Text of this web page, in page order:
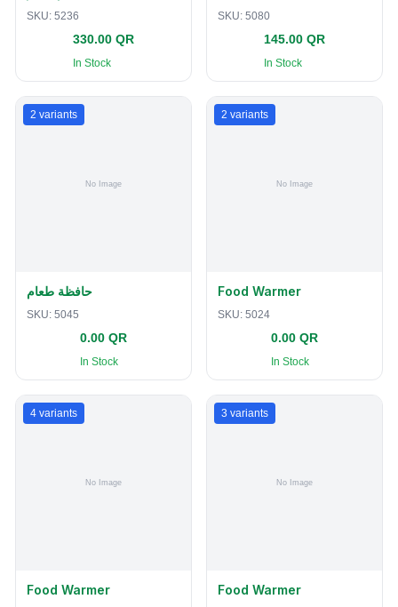
SKU: 5236
330.00 QR
In Stock
SKU: 5080
145.00 QR
In Stock
2 variants
حافظة طعام
SKU: 5045
0.00 QR
In Stock
2 variants
Food Warmer
SKU: 5024
0.00 QR
In Stock
4 variants
Food Warmer
3 variants
Food Warmer